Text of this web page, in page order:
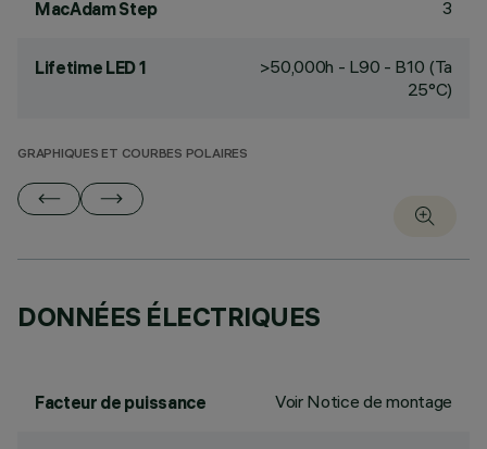
MacAdam Step 3
Lifetime LED 1
>50,000h - L90 - B10 (Ta
25°C)
GRAPHIQUES ET COURBES POLAIRES
DONNÉES ÉLECTRIQUES
Facteur de puissance Voir Notice de montage